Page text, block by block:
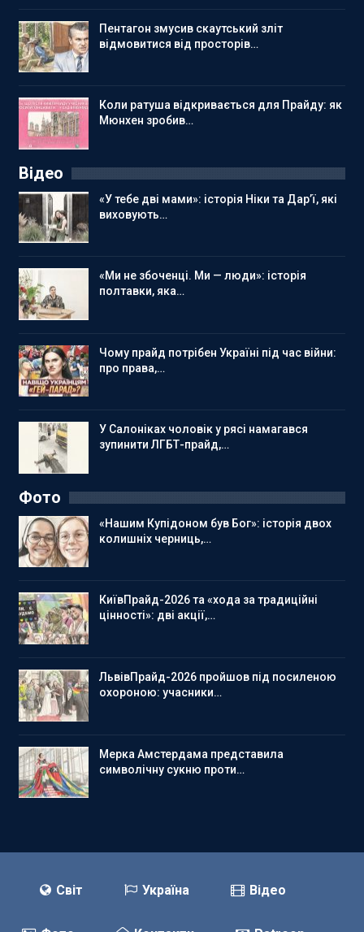
Пентагон змусив скаутський зліт
відмовитися від просторів…
Коли ратуша відкривається для Прайду: як
Мюнхен зробив…
Відео
«У тебе дві мами»: історія Ніки та Дар’ї, які
виховують…
«Ми не збоченці. Ми — люди»: історія
полтавки, яка…
Чому прайд потрібен Україні під час війни:
про права,…
У Салоніках чоловік у рясі намагався
зупинити ЛГБТ-прайд,…
Фото
«Нашим Купідоном був Бог»: історія двох
колишніх черниць,…
КиївПрайд-2026 та «хода за традиційні
цінності»: дві акції,…
ЛьвівПрайд-2026 пройшов під посиленою
охороною: учасники…
Мерка Амстердама представила
символічну сукню проти…
Світ Україна Відео